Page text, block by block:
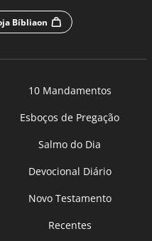
Bíbliaon
10 Mandamentos
Esboços de Pregação
Salmo do Dia
Devocional Diário
Novo Testamento
Recentes